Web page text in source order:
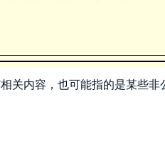
相关内容，也可能指的是某些